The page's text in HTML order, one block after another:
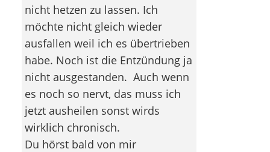
nicht hetzen zu lassen. Ich
möchte nicht gleich wieder
ausfallen weil ich es übertrieben
habe. Noch ist die Entzündung ja
nicht ausgestanden. Auch wenn
es noch so nervt, das muss ich
jetzt ausheilen sonst wirds
wirklich chronisch.
Du hörst bald von mir